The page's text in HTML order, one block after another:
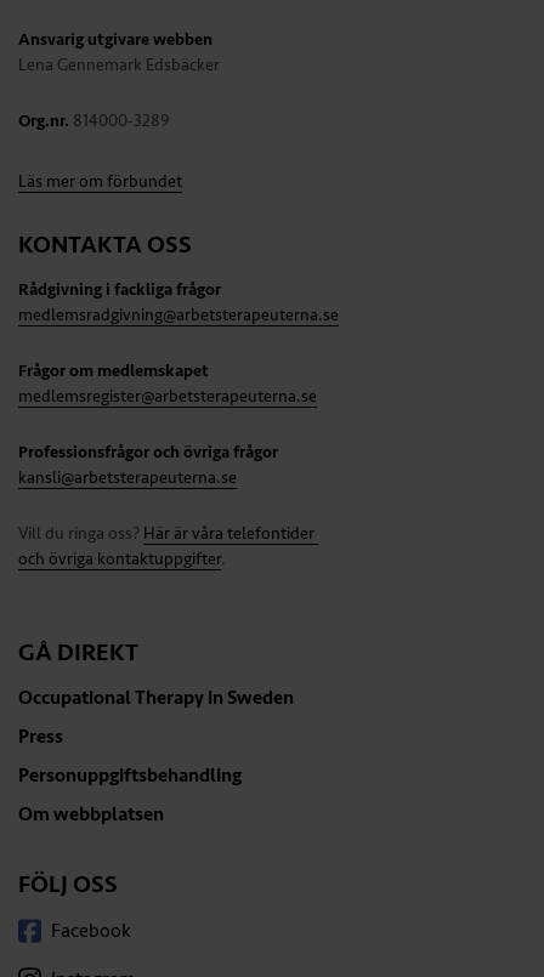
Ansvarig utgivare webben
Lena Gennemark Edsbäcker
Org.nr. 814000-3289
Läs mer om förbundet
KONTAKTA OSS
Rådgivning i fackliga frågor
medlemsradgivning@arbetsterapeuterna.se
Frågor om medlemskapet
medlemsregister@arbetsterapeuterna.se
Professionsfrågor och övriga frågor
kansli@arbetsterapeuterna.se
Vill du ringa oss? Här är våra telefontider
och övriga kontaktuppgifter.
GÅ DIREKT
Occupational Therapy in Sweden
Press
Personuppgiftsbehandling
Om webbplatsen
FÖLJ OSS
Facebook